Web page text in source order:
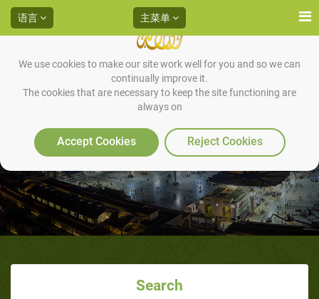
We use cookies to make our site work well for you and so we can
continually improve it.
The cookies that are necessary to keep the site functioning are
always on
Accept Cookies Reject Cookies
语言 主菜单
使者穆罕默德——美德之人
Search